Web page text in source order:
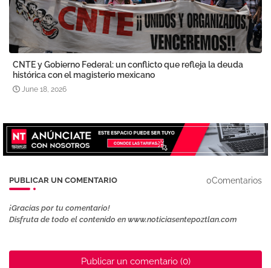
CNTE y Gobierno Federal: un conflicto que refleja la deuda
histórica con el magisterio mexicano
June 18, 2026
PUBLICAR UN COMENTARIO 0Comentarios
¡Gracias por tu comentario!
Disfruta de todo el contenido en www.noticiasentepoztlan.com
Publicar un comentario (0)